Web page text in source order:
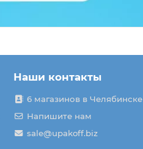
Наши контакты
6 магазинов в Челябинске
Напишите нам
sale@upakoff.biz